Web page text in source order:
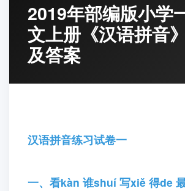
2019年部编版小学
文上册《汉语拼音
及答案
汉语拼音练习试卷一
一、看kàn 谁shuí 写xiě 得de